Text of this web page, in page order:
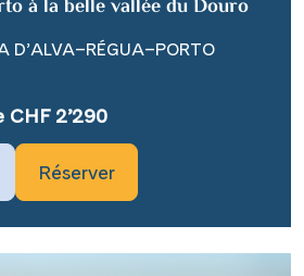
à la belle vallée du Douro
D’ALVA–RÉGUA–PORTO
CHF 2’290
Réserver